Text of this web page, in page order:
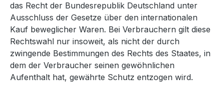
das Recht der Bundesrepublik Deutschland unter
Ausschluss der Gesetze über den internationalen
Kauf beweglicher Waren. Bei Verbrauchern gilt diese
Rechtswahl nur insoweit, als nicht der durch
zwingende Bestimmungen des Rechts des Staates, in
dem der Verbraucher seinen gewöhnlichen
Aufenthalt hat, gewährte Schutz entzogen wird.